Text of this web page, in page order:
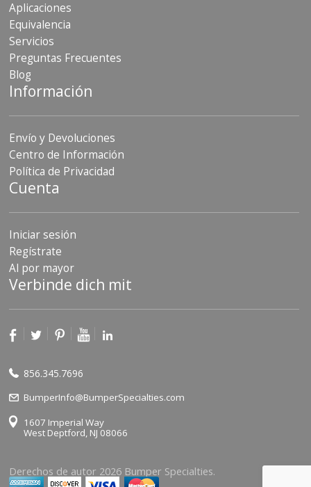
Aplicaciones
Equivalencia
Servicios
Preguntas Frecuentes
Blog
Información
Envío y Devoluciones
Centro de Información
Política de Privacidad
Cuenta
Iniciar sesión
Regístrate
Al por mayor
Verbinde dich mit
856.345.7696
BumperInfo@BumperSpecialties.com
1607 Imperial Way
West Deptford, NJ 08066
Derechos de autor 2026 Bumper Specialties.